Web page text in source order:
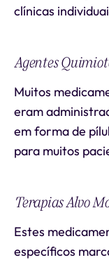
clínicas
Agentes
Muitos
eram
em forma de
para muitos
Terapias Alvo
Estes
específicos